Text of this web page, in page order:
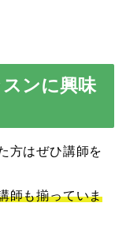
ンに興味
方はぜひ講師を
師も揃っていま